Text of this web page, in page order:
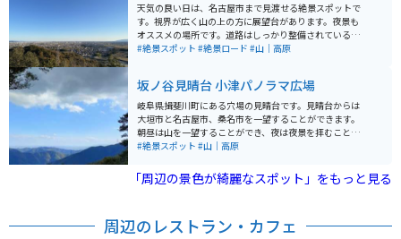
天気の良い日は、名古屋市まで見渡せる絶景スポットで
す。視界が広く山の上の方に展望台があります。夜景も
オススメの場所です。道路はしっかり整備されているの
で、走りやすいです。登山やハイキングで利用の方にも
#絶景スポット #絶景ロード #山｜高原
坂ノ谷見晴台 小津パノラマ広場
岐阜県揖斐川町にある穴場の見晴台です。見晴台からは
大垣市と名古屋市、桑名市を一望することができます。
朝昼は山を一望することができ、夜は夜景を拝むことが
できます。穴場のため、交通量も少なく誰でも楽しむこ
ができます。幅の狭い舗装された道路を3km登っていき
ます。ところどころ落ち葉や落石があるため注意が必要
着します。駐車場が砂利になっており、普通車2台分くら
#絶景スポット #山｜高原
「周辺の景色が綺麗なスポット」をもっと見る
周辺のレストラン・カフェ